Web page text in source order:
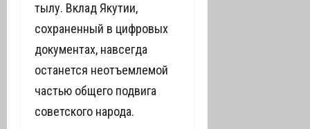
тылу. Вклад Якутии,
сохраненный в цифровых
документах, навсегда
останется неотъемлемой
частью общего подвига
советского народа.